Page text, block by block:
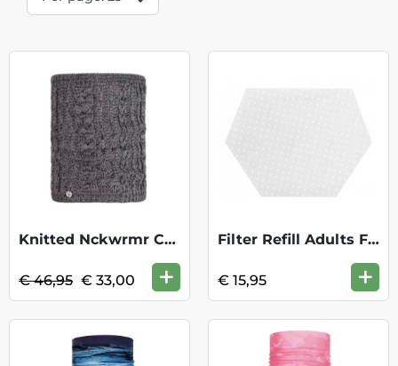
Knitted Nckwrmr Comf-DarlaGreyPewter KOO
€ 46,95 € 33,00 +
Filter Refill Adults FM70/310 - 30stks
€ 15,95 +